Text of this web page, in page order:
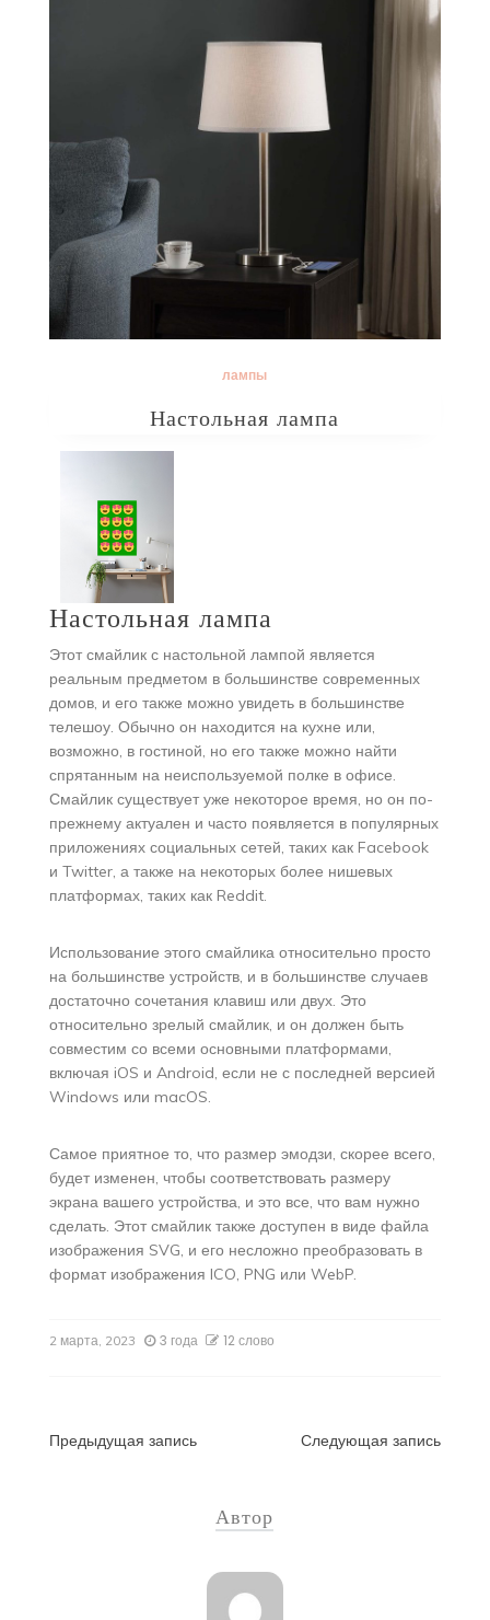
лампы
Настольная лампа
Настольная лампа
Этот смайлик с настольной лампой является
реальным предметом в большинстве современных
домов, и его также можно увидеть в большинстве
телешоу. Обычно он находится на кухне или,
возможно, в гостиной, но его также можно найти
спрятанным на неиспользуемой полке в офисе.
Смайлик существует уже некоторое время, но он по-
прежнему актуален и часто появляется в популярных
приложениях социальных сетей, таких как Facebook
и Twitter, а также на некоторых более нишевых
платформах, таких как Reddit.
Использование этого смайлика относительно просто
на большинстве устройств, и в большинстве случаев
достаточно сочетания клавиш или двух. Это
относительно зрелый смайлик, и он должен быть
совместим со всеми основными платформами,
включая iOS и Android, если не с последней версией
Windows или macOS.
Самое приятное то, что размер эмодзи, скорее всего,
будет изменен, чтобы соответствовать размеру
экрана вашего устройства, и это все, что вам нужно
сделать. Этот смайлик также доступен в виде файла
изображения SVG, и его несложно преобразовать в
формат изображения ICO, PNG или WebP.
2 марта, 2023 3 года 12 слово
Навигация
Предыдущая запись Следующая запись
Автор